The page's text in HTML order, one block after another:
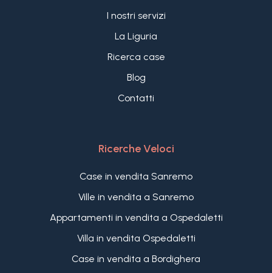
I nostri servizi
La Liguria
Ricerca case
Blog
Contatti
Ricerche Veloci
Case in vendita Sanremo
Ville in vendita a Sanremo
Appartamenti in vendita a Ospedaletti
Villa in vendita Ospedaletti
Case in vendita a Bordighera